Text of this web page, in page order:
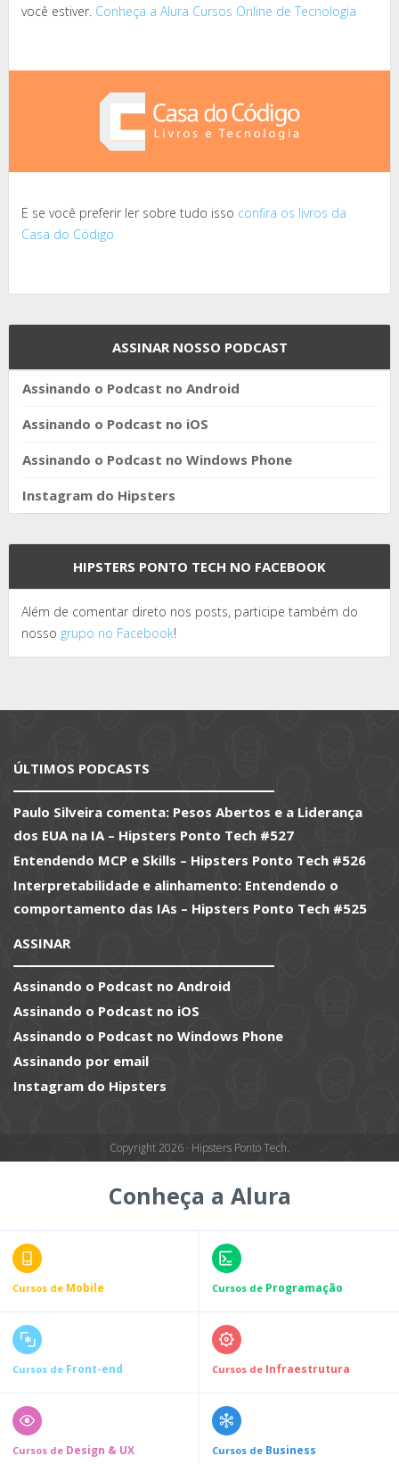
você estiver. Conheça a Alura Cursos Online de Tecnologia
E se você preferir ler sobre tudo isso confira os livros da
Casa do Código
ASSINAR NOSSO PODCAST
Assinando o Podcast no Android
Assinando o Podcast no iOS
Assinando o Podcast no Windows Phone
Instagram do Hipsters
HIPSTERS PONTO TECH NO FACEBOOK
Além de comentar direto nos posts, participe também do
nosso grupo no Facebook!
ÚLTIMOS PODCASTS
Paulo Silveira comenta: Pesos Abertos e a Liderança
dos EUA na IA – Hipsters Ponto Tech #527
Entendendo MCP e Skills – Hipsters Ponto Tech #526
Interpretabilidade e alinhamento: Entendendo o
comportamento das IAs – Hipsters Ponto Tech #525
ASSINAR
Assinando o Podcast no Android
Assinando o Podcast no iOS
Assinando o Podcast no Windows Phone
Assinando por email
Instagram do Hipsters
Copyright 2026 · Hipsters Ponto Tech.
Conheça a Alura
Cursos de Mobile Cursos de Programação
Cursos de Front-end Cursos de Infraestrutura
Cursos de Design & UX Cursos de Business